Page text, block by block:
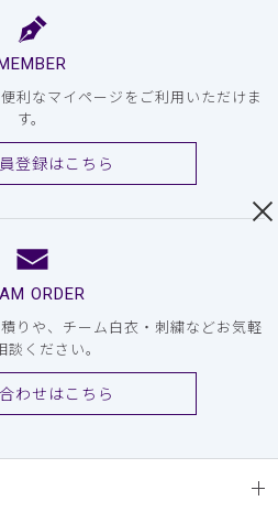
利なマイページをご利用いただけま
す。
登録はこちら
ORDER
りや、チーム白衣・刺繍などお気軽
談ください。
わせはこちら